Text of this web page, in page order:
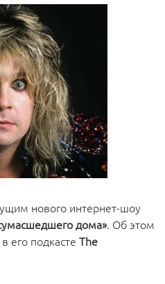
нового интернет-шоу
дома». Об этом
его подкасте The